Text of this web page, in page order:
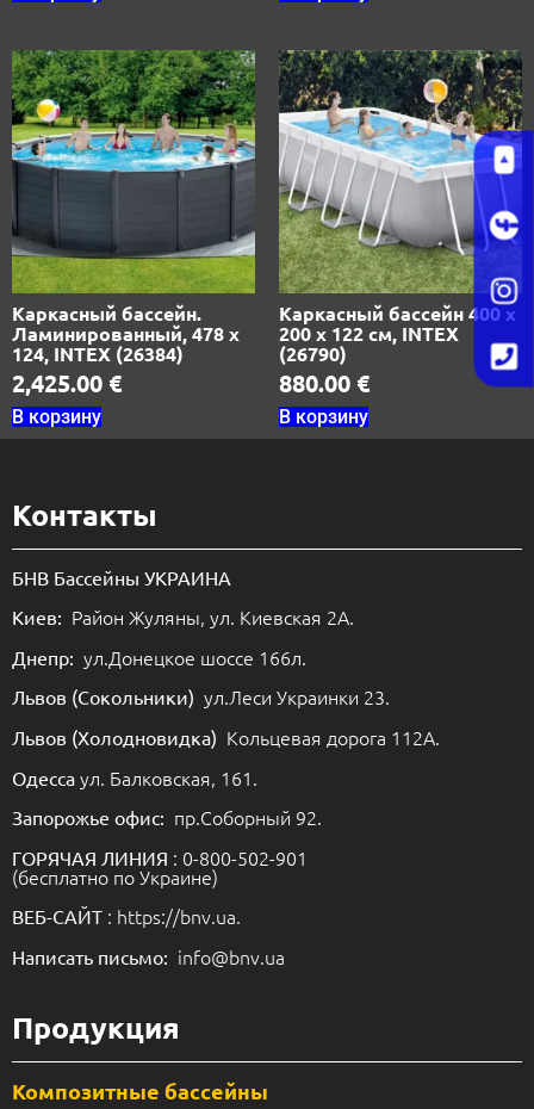
Каркасный бассейн.
Ламинированный, 478 х
124, INTEX (26384)
2,425.00 €
В корзину
Каркасный бассейн 400 х
200 х 122 см, INTEX
(26790)
880.00 €
В корзину
Контакты
БНВ Бассейны УКРАИНА
Киев: Район Жуляны, ул. Киевская 2А.
Днепр: ул.Донецкое шоссе 166л.
Львов (Сокольники) ул.Леси Украинки 23.
Львов (Холодновидка) Кольцевая дорога 112А.
Одесса ул. Балковская, 161.
Запорожье офис: пр.Соборный 92.
ГОРЯЧАЯ ЛИНИЯ : 0-800-502-901
(бесплатно по Украине)
ВЕБ-САЙТ : https://bnv.ua.
Написать письмо: info@bnv.ua
Продукция
Композитные бассейны